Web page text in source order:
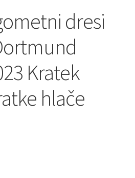
dresi
Kratek
hlače